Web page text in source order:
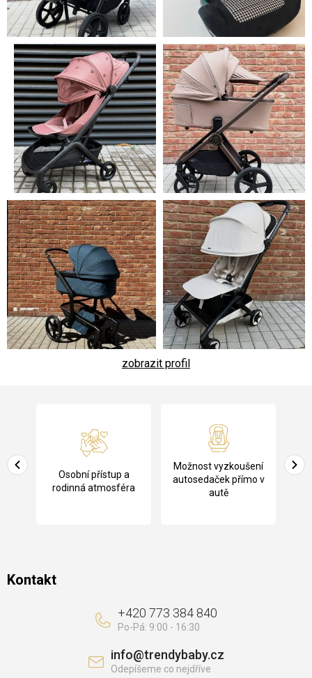
zobrazit profil
a
Osobní přístup a
rodinná atmosféra
Možnost vyzkoušení
autosedaček přímo v
autě
Kontakt
info@trendybaby.cz
+420 773 384 840